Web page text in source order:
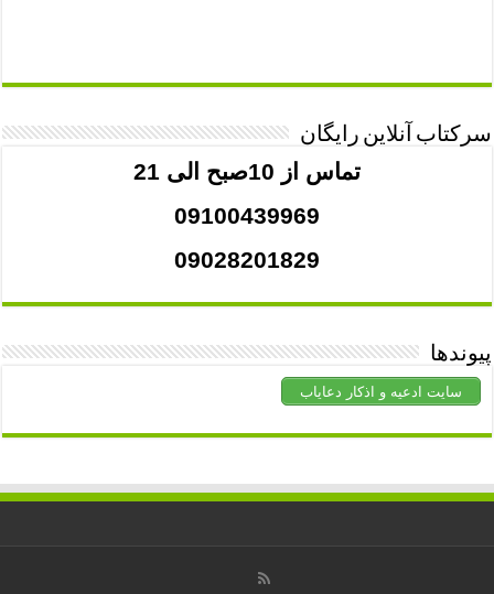
سرکتاب آنلاین رایگان
تماس از 10صبح الی 21
09100439969
09028201829
پیوندها
سایت ادعیه و اذکار دعایاب